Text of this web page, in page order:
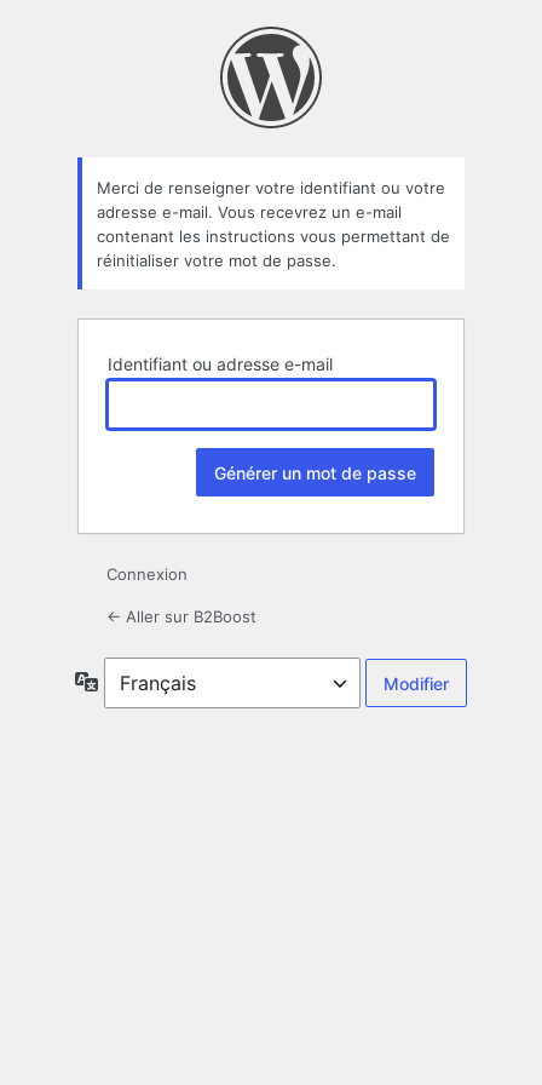
oublié
Merci de renseigner votre identifiant ou votre
adresse e-mail. Vous recevrez un e-mail
contenant les instructions vous permettant de
réinitialiser votre mot de passe.
Identifiant ou adresse e-mail
Connexion
← Aller sur B2Boost
Langue